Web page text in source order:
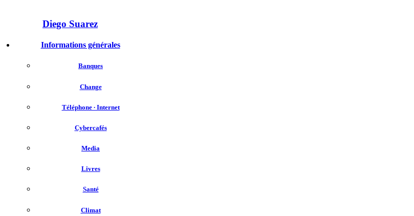
Diego Suarez
Informations générales
Banques
Change
Téléphone ∙ Internet
Cybercafés
Media
Livres
Santé
Climat